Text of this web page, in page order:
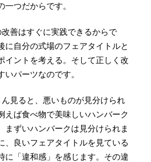
つだからです。
善はすぐに実践できるからで
に自分の式場のフェアタイトルと
イントを考える。そして正しく改
パーツなのです。
見ると、悪いものが見分けられ
えば食べ物で美味しいハンバーク
まずいハンバークは見分けられま
、良いフェアタイトルを見ている
に「違和感」を感じます。その違